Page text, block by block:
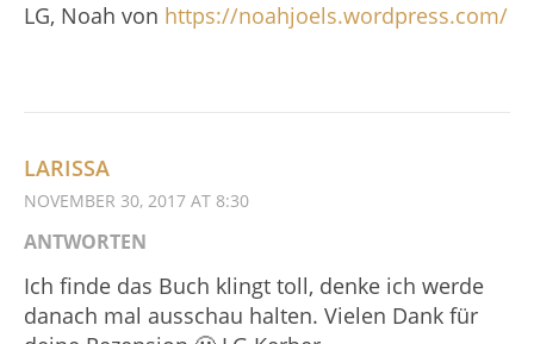
LG, Noah von https://noahjoels.wordpress.com/
LARISSA
NOVEMBER 30, 2017 AT 8:30
ANTWORTEN
Ich finde das Buch klingt toll, denke ich werde
danach mal ausschau halten. Vielen Dank für